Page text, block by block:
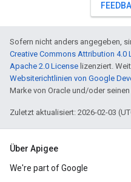
Sofern nicht anders angegeben,
Creative Commons Attribution 4.0
Apache 2.0 License lizenziert.
Websiterichtlinien von Google
Marke von Oracle und/oder seinen
Zuletzt aktualisiert: 2026-02-03
Über Apigee
We're part of Google